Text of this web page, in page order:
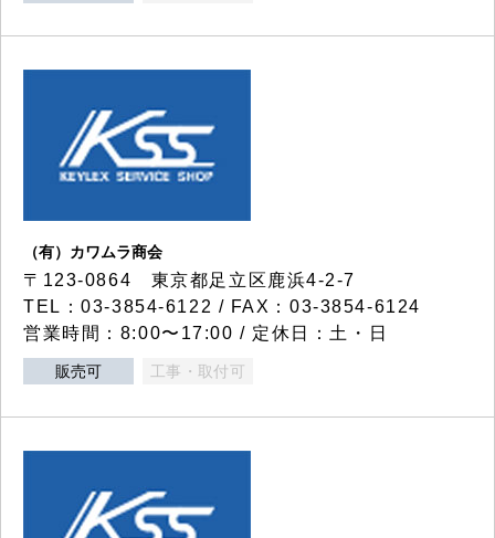
（有）カワムラ商会
〒123-0864 東京都足立区鹿浜4-2-7
TEL：03-3854-6122 / FAX：03-3854-6124
営業時間：8:00〜17:00 / 定休日：土・日
販売可 工事・取付可